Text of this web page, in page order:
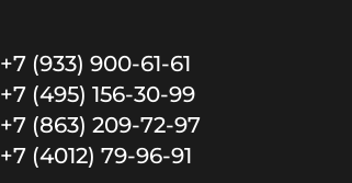
+7 (933) 900-61-61
+7 (495) 156-30-99
+7 (863) 209-72-97
+7 (4012) 79-96-91